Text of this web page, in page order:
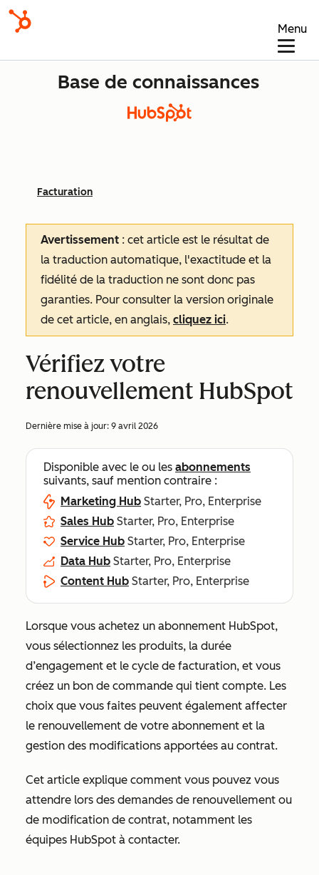
Menu
Base de connaissances
Facturation
Avertissement : cet article est le résultat de
la traduction automatique, l'exactitude et la
fidélité de la traduction ne sont donc pas
garanties. Pour consulter la version originale
de cet article, en anglais, cliquez ici.
Vérifiez votre
renouvellement HubSpot
Dernière mise à jour: 9 avril 2026
Disponible avec le ou les abonnements
suivants, sauf mention contraire :
Marketing Hub Starter, Pro, Enterprise
Sales Hub Starter, Pro, Enterprise
Service Hub Starter, Pro, Enterprise
Data Hub Starter, Pro, Enterprise
Content Hub Starter, Pro, Enterprise
Lorsque vous achetez un abonnement HubSpot,
vous sélectionnez les produits, la durée
d’engagement et le cycle de facturation, et vous
créez un bon de commande qui tient compte. Les
choix que vous faites peuvent également affecter
le renouvellement de votre abonnement et la
gestion des modifications apportées au contrat.
Cet article explique comment vous pouvez vous
attendre lors des demandes de renouvellement ou
de modification de contrat, notamment les
équipes HubSpot à contacter.